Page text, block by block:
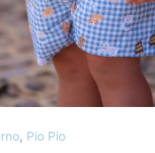
, Pio Pio